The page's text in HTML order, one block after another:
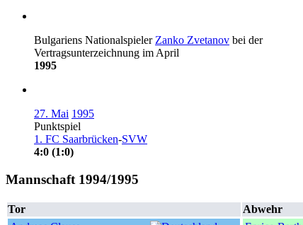
Bulgariens Nationalspieler Zanko Zvetanov bei der
Vertragsunterzeichnung im April
1995
27. Mai 1995
Punktspiel
1. FC Saarbrücken-SVW
4:0 (1:0)
Mannschaft 1994/1995
Tor Abwehr